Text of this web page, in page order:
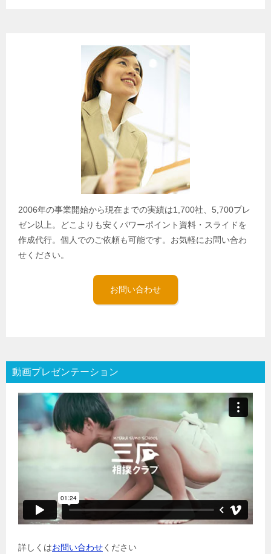
2006年の事業開始から現在までの実績は1,700社、5,700プレ
ゼン以上。どこよりも安くパワーポイント資料・スライドを
作成代行。個人でのご依頼も可能です。お気軽にお問い合わ
せください。
お問い合わせ
動画プレゼンテーション
詳しくはお問い合わせください